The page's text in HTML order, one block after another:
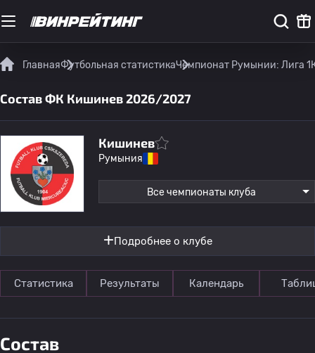
ГлавнаяФутбольная статистикаЧемпионат Румынии: Лига 1
Состав ФК Кишинев 2026/2027
Кишинев
Румыния
Все чемпионаты клуба
Подробнее о клубе
Статистика Результаты Календарь
Состав